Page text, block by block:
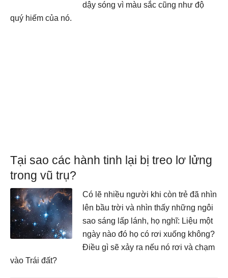
dậy sóng vì màu sắc cũng như độ
quý hiếm của nó.
Tại sao các hành tinh lại bị treo lơ lửng
trong vũ trụ?
Có lẽ nhiều người khi còn trẻ đã nhìn
lên bầu trời và nhìn thấy những ngôi
sao sáng lấp lánh, họ nghĩ: Liệu một
ngày nào đó họ có rơi xuống không?
Điều gì sẽ xảy ra nếu nó rơi và chạm
vào Trái đất?